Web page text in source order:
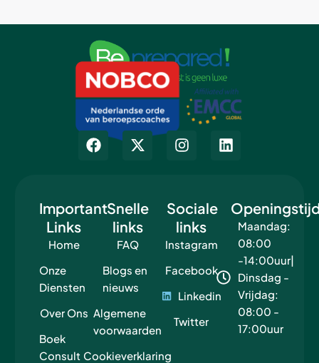
F
a
o
X
-
t
t
e
r
I
n
g
r
a
m
L
i
d
Important
Links
Home
Onze
Diensten
Over Ons
Boek
Consult
Snelle
links
FAQ
Blogs en
nieuws
Algemene
voorwaarden
Cookieverklaring
Sociale
links
Instagram
Facebook
Linkedin
Twitter
Maandag:
08:00
-14:00uur|
Dinsdag -
Vrijdag:
08:00 -
17:00uur